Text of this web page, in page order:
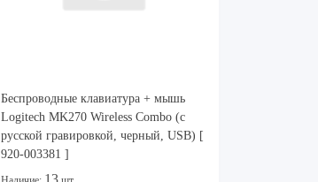
Беспроводные клавиатура + мышь
Logitech MK270 Wireless Combo (с
русской гравировкой, черный, USB) [
920-003381 ]
13